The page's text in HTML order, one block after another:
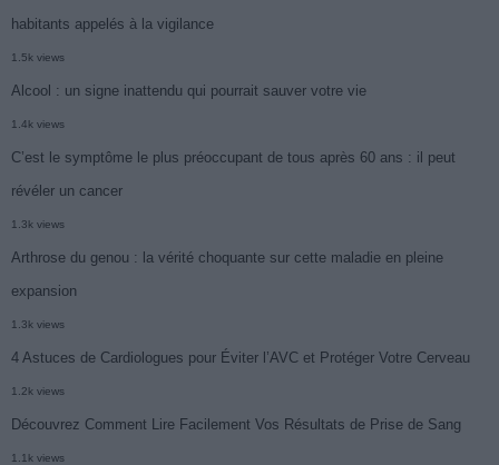
habitants appelés à la vigilance
1.5k views
Alcool : un signe inattendu qui pourrait sauver votre vie
1.4k views
C’est le symptôme le plus préoccupant de tous après 60 ans : il peut
révéler un cancer
1.3k views
Arthrose du genou : la vérité choquante sur cette maladie en pleine
expansion
1.3k views
4 Astuces de Cardiologues pour Éviter l’AVC et Protéger Votre Cerveau
1.2k views
Découvrez Comment Lire Facilement Vos Résultats de Prise de Sang
1.1k views